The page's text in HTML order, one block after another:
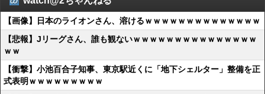
【画像】日本のライオンさん、溶けるｗｗｗｗｗｗｗｗｗｗｗｗｗｗ
【悲報】Jリーグさん、誰も観ないｗｗｗｗｗｗｗｗｗｗｗｗｗｗｗ
ｗｗ
【衝撃】小池百合子知事、東京駅近くに「地下シェルター」整備を正
式表明ｗｗｗｗｗｗｗｗｗ